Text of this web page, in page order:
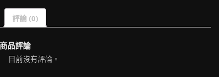
評論 (0)
品評論
目前沒有評論。